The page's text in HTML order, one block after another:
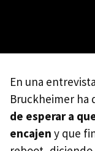
En una
Bruckheimer ha
de esperar a
encajen y que